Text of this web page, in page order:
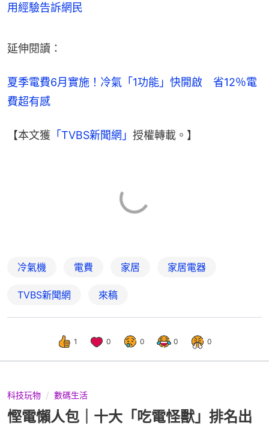
用經驗告訴網民
延伸閱讀：
夏季電費6月實施！冷氣「1功能」快開啟　省12％電
費超有感
【本文獲 「TVBS新聞網」 授權轉載。】
冷氣機 電費 家居 家居電器
TVBS新聞網 來稿
1 0 0 0 0
科技玩物 數碼生活
慳電懶人包｜十大「吃電怪獸」排名出